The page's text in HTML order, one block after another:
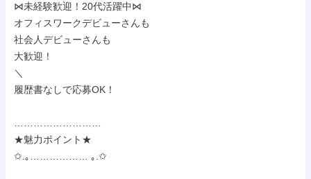
⋈未経験歓迎！20代活躍中⋈
オフィスワークデビューさんも
社会人デビューさんも
大歓迎！
＼
履歴書なしで応募OK！
★魅力ポイント★
✩.｡……………… ｡.✩